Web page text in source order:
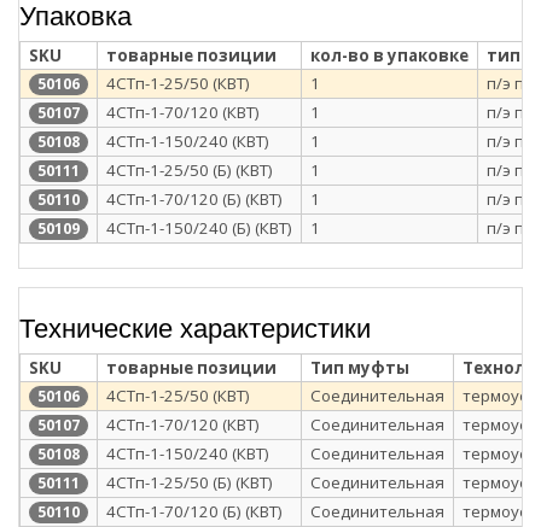
Упаковка
SKU товарные позиции кол-во в упаковке тип
50106 4СТп-1-25/50 (КВТ) 1 п/э
50107 4СТп-1-70/120 (КВТ) 1 п/э
50108 4СТп-1-150/240 (КВТ) 1 п/э
50111 4СТп-1-25/50 (Б) (КВТ) 1 п/э
50110 4СТп-1-70/120 (Б) (КВТ) 1 п/э
50109 4СТп-1-150/240 (Б) (КВТ) 1 п/э
Технические характеристики
SKU товарные позиции Тип муфты
50106 4СТп-1-25/50 (КВТ) Соединительная
50107 4СТп-1-70/120 (КВТ) Соединительная
50108 4СТп-1-150/240 (КВТ) Соединительная
50111 4СТп-1-25/50 (Б) (КВТ) Соединительная
50110 4СТп-1-70/120 (Б) (КВТ) Соединительная